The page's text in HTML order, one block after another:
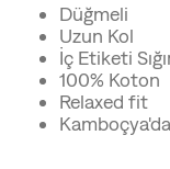
Düğmeli
Uzun Kol
İç Etiketi
100% Koton
Relaxed fit